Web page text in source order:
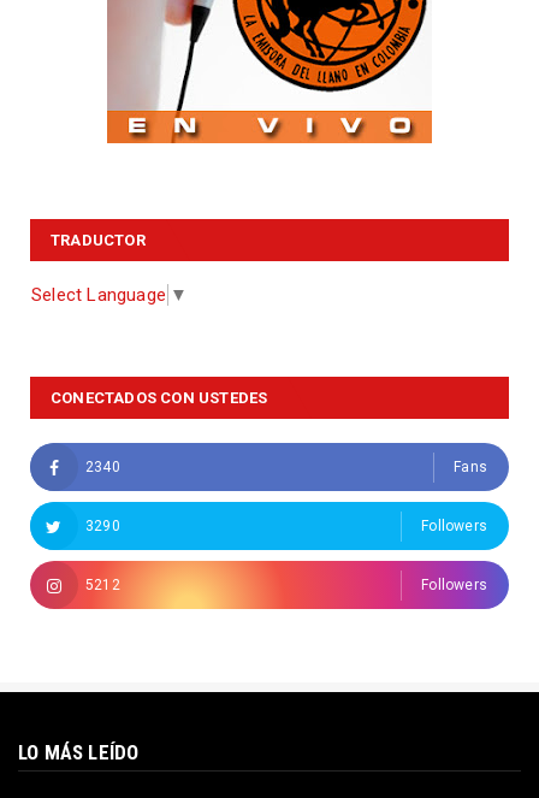
TRADUCTOR
Select Language ▼
CONECTADOS CON USTEDES
2340 Fans
3290 Followers
5212 Followers
LO MÁS LEÍDO